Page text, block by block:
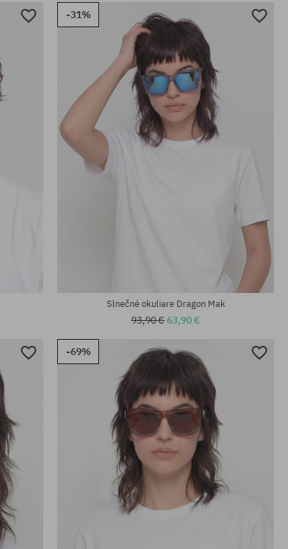
-31%
Slnečné okuliare Dragon Mak
93,90 €63,90 €
-69%